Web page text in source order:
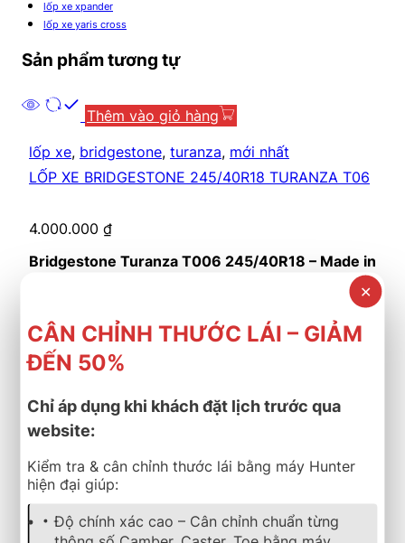
lốp xe xpander
lốp xe yaris cross
Sản phẩm tương tự
Thêm vào giỏ hàng
lốp xe, bridgestone, turanza, mới nhất
LỐP XE BRIDGESTONE 245/40R18 TURANZA T06
4.000.000 ₫
Bridgestone Turanza T006 245/40R18 – Made in
✔️ Êm ái – Bám đường tốt – Tiết kiệm nhiên liệu
✔️ Bảo hành chính hãng minh bạch, có phiếu &
kích hoạt online
✔️ Lắp ráp, bơm Nito miễn phí – Hậu mãi rõ ràng
📍 B-select Thành Phát – 48-50-52 Lý Thái Tổ, Q3,
HCM
📞 0904 545 472 – 0902 729 945
Cần nhận báo giá mới nhất? Nhấn vào đây để trao đổi
ngay
Tình trạng: Còn hàng
✕
CÂN CHỈNH THƯỚC LÁI – GIẢM
ĐẾN 50%
Chỉ áp dụng khi khách đặt lịch trước qua
website:
Kiểm tra & cân chỉnh thước lái bằng máy Hunter
hiện đại giúp:
Độ chính xác cao – Cân chỉnh chuẩn từng